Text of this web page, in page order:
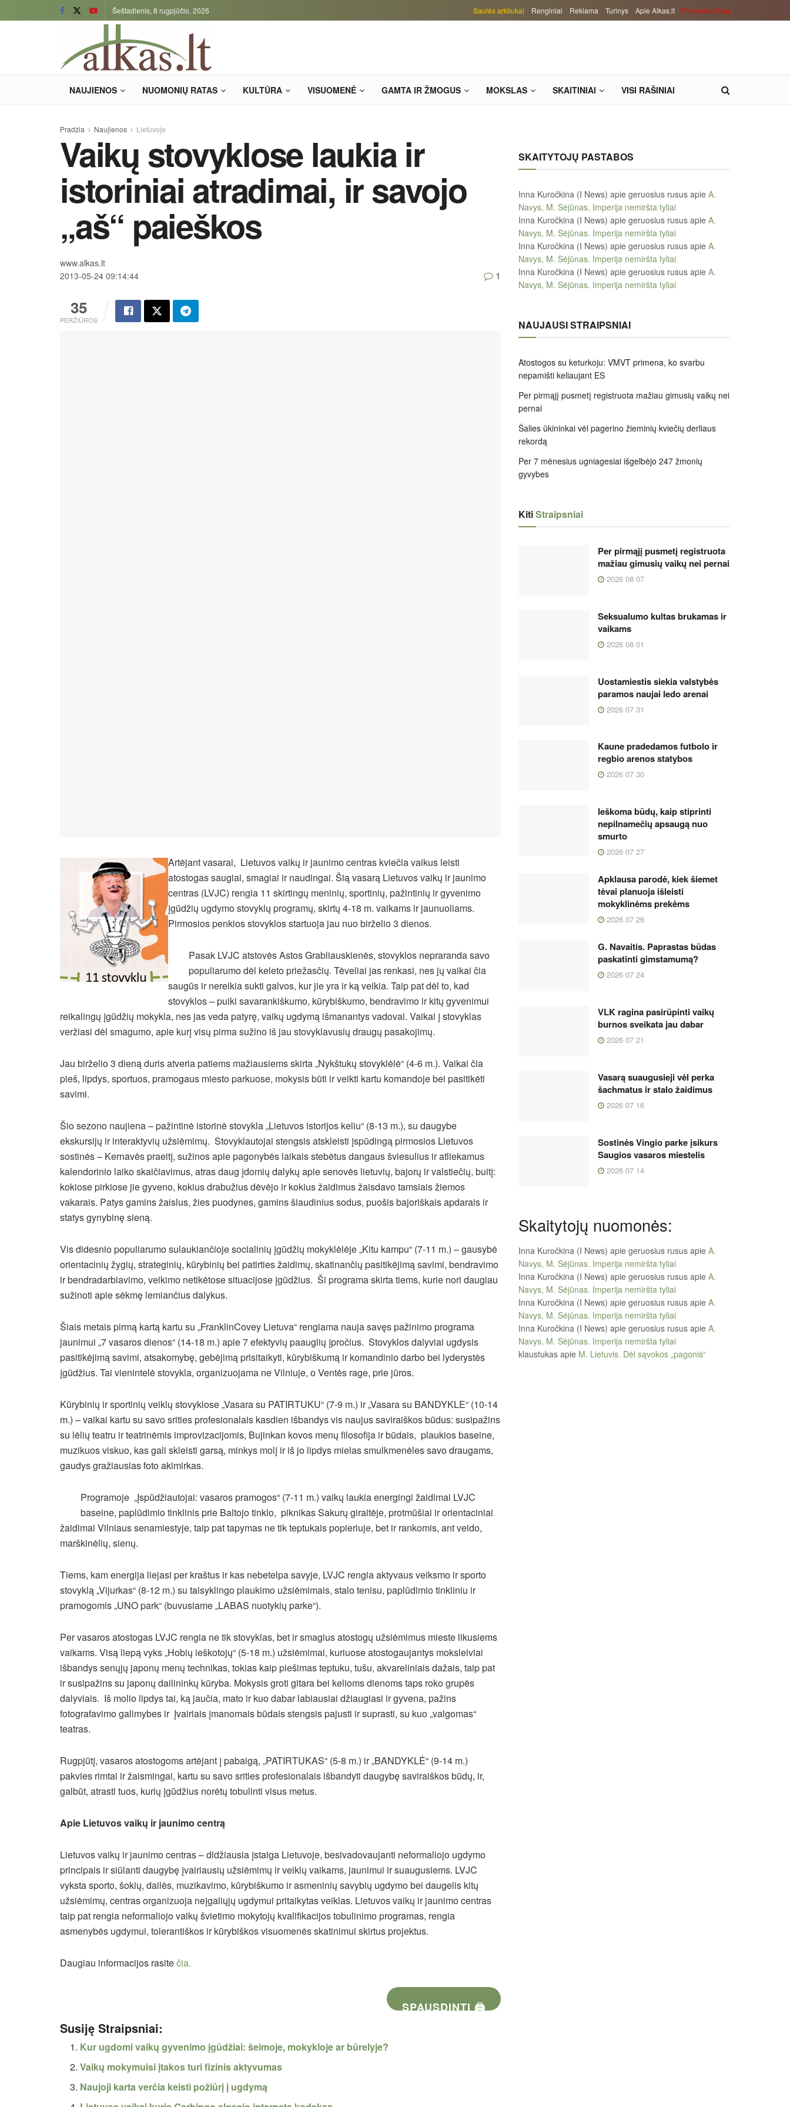
Šeštadienis, 8 rugpjūčio, 2026 Saulės arkliukai Renginiai Reklama Turinys Apie Alkas.lt Paremkite Alką
NAUJIENOS NUOMONIŲ RATAS KULTŪRA VISUOMENĖ GAMTA IR ŽMOGUS MOKSLAS SKAITINIAI VISI RAŠINIAI
Pradžia Naujienos Lietuvoje
Vaikų stovyklose laukia ir
istoriniai atradimai, ir savojo
„aš“ paieškos
www.alkas.lt
2013-05-24 09:14:44
35
PERŽIŪROS
1
Artėjant vasarai, Lietuvos vaikų ir jaunimo centras kviečia vaikus leisti
atostogas saugiai, smagiai ir naudingai. Šią vasarą Lietuvos vaikų ir jaunimo
centras (LVJC) rengia 11 skirtingų meninių, sportinių, pažintinių ir gyvenimo
įgūdžių ugdymo stovyklų programų, skirtų 4-18 m. vaikams ir jaunuoliams.
Pirmosios penkios stovyklos startuoja jau nuo birželio 3 dienos.
Pasak LVJC atstovės Astos Grabliauskienės, stovyklos nepraranda savo
populiarumo dėl keleto priežasčių. Tėveliai jas renkasi, nes jų vaikai čia
saugūs ir nereikia sukti galvos, kur jie yra ir ką veikia. Taip pat dėl to, kad
stovyklos – puiki savarankiškumo, kūrybiškumo, bendravimo ir kitų gyvenimui
reikalingų įgūdžių mokykla, nes jas veda patyrę, vaikų ugdymą išmanantys vadovai. Vaikai į stovyklas
veržiasi dėl smagumo, apie kurį visų pirma sužino iš jau stovyklavusių draugų pasakojimų.
Jau birželio 3 dieną duris atveria patiems mažiausiems skirta „Nykštukų stovyklėlė“ (4-6 m.). Vaikai čia
pieš, lipdys, sportuos, pramogaus miesto parkuose, mokysis būti ir veikti kartu komandoje bei pasitikėti
savimi.
Šio sezono naujiena – pažintinė istorinė stovykla „Lietuvos istorijos keliu“ (8-13 m.), su daugybe
ekskursijų ir interaktyvių užsiėmimų. Stovyklautojai stengsis atskleisti įspūdingą pirmosios Lietuvos
sostinės – Kernavės praeitį, sužinos apie pagonybės laikais stebėtus dangaus šviesulius ir atliekamus
kalendorinio laiko skaičiavimus, atras daug įdomių dalykų apie senovės lietuvių, bajorų ir valstiečių, buitį:
kokiose pirkiose jie gyveno, kokius drabužius dėvėjo ir kokius žaidimus žaisdavo tamsiais žiemos
vakarais. Patys gamins žaislus, žies puodynes, gamins šiaudinius sodus, puošis bajoriškais apdarais ir
statys gynybinę sieną.
Vis didesnio populiarumo sulaukiančioje socialinių įgūdžių mokyklėlėje „Kitu kampu“ (7-11 m.) – gausybė
orientacinių žygių, strateginių, kūrybinių bei patirties žaidimų, skatinančių pasitikėjimą savimi, bendravimo
ir bendradarbiavimo, veikimo netikėtose situacijose įgūdžius. Ši programa skirta tiems, kurie nori daugiau
sužinoti apie sėkmę lemiančius dalykus.
Šiais metais pirmą kartą kartu su „FranklinCovey Lietuva“ rengiama nauja savęs pažinimo programa
jaunimui „7 vasaros dienos“ (14-18 m.) apie 7 efektyvių paauglių įpročius. Stovyklos dalyviai ugdysis
pasitikėjimą savimi, atsakomybę, gebėjimą prisitaikyti, kūrybiškumą ir komandinio darbo bei lyderystės
įgūdžius. Tai vienintelė stovykla, organizuojama ne Vilniuje, o Ventės rage, prie jūros.
Kūrybinių ir sportinių veiklų stovyklose „Vasara su PATIRTUKU“ (7-9 m.) ir „Vasara su BANDYKLE“ (10-14
m.) – vaikai kartu su savo srities profesionalais kasdien išbandys vis naujus saviraiškos būdus: susipažins
su lėlių teatru ir teatrinėmis improvizacijomis, Bujinkan kovos menų filosofija ir būdais, plaukios baseine,
muzikuos viskuo, kas gali skleisti garsą, minkys molį ir iš jo lipdys mielas smulkmenėles savo draugams,
gaudys gražiausias foto akimirkas.
Programoje „Įspūdžiautojai: vasaros pramogos“ (7-11 m.) vaikų laukia energingi žaidimai LVJC
baseine, paplūdimio tinklinis prie Baltojo tinklo, piknikas Sakurų giraitėje, protmūšiai ir orientaciniai
žaidimai Vilniaus senamiestyje, taip pat tapymas ne tik teptukais popieriuje, bet ir rankomis, ant veido,
marškinėlių, sienų.
Tiems, kam energija liejasi per kraštus ir kas nebetelpa savyje, LVJC rengia aktyvaus veiksmo ir sporto
stovyklą „Vijurkas“ (8-12 m.) su taisyklingo plaukimo užsiėmimais, stalo tenisu, paplūdimio tinkliniu ir
pramogomis „UNO park“ (buvusiame „LABAS nuotykių parke“).
Per vasaros atostogas LVJC rengia ne tik stovyklas, bet ir smagius atostogų užsiėmimus mieste likusiems
vaikams. Visą liepą vyks „Hobių ieškotojų“ (5-18 m.) užsiėmimai, kuriuose atostogaujantys moksleiviai
išbandys senųjų japonų menų technikas, tokias kaip piešimas teptuku, tušu, akvareliniais dažais, taip pat
ir susipažins su japonų dailininkų kūryba. Mokysis groti gitara bei kelioms dienoms taps roko grupės
dalyviais. Iš molio lipdys tai, ką jaučia, mato ir kuo dabar labiausiai džiaugiasi ir gyvena, pažins
fotografavimo galimybes ir Įvairiais įmanomais būdais stengsis pajusti ir suprasti, su kuo „valgomas“
teatras.
Rugpjūtį, vasaros atostogoms artėjant į pabaigą, „PATIRTUKAS“ (5-8 m.) ir „BANDYKLĖ“ (9-14 m.)
pakvies rimtai ir žaismingai, kartu su savo srities profesionalais išbandyti daugybę saviraiškos būdų, ir,
galbūt, atrasti tuos, kurių įgūdžius norėtų tobulinti visus metus.
Apie Lietuvos vaikų ir jaunimo centrą
Lietuvos vaikų ir jaunimo centras – didžiausia įstaiga Lietuvoje, besivadovaujanti neformaliojo ugdymo
principais ir siūlanti daugybę įvairiausių užsiėmimų ir veiklų vaikams, jaunimui ir suaugusiems. LVJC
vyksta sporto, šokių, dailės, muzikavimo, kūrybiškumo ir asmeninių savybių ugdymo bei daugelis kitų
užsiėmimų, centras organizuoja neįgaliųjų ugdymui pritaikytas veiklas. Lietuvos vaikų ir jaunimo centras
taip pat rengia neformaliojo vaikų švietimo mokytojų kvalifikacijos tobulinimo programas, rengia
asmenybės ugdymui, tolerantiškos ir kūrybiškos visuomenės skatinimui skirtus projektus.
Daugiau informacijos rasitečia.
SPAUSDINTI 🖨
Susiję Straipsniai:
Kur ugdomi vaikų gyvenimo įgūdžiai: šeimoje, mokykloje ar būrelyje?
Vaikų mokymuisi įtakos turi fizinis aktyvumas
Naujoji karta verčia keisti požiūrį į ugdymą
SKAITYTOJŲ PASTABOS
Inna Kuročkina (I News) apie geruosius rusus apie A.
Navys, M. Sėjūnas. Imperija nemiršta tyliai
Inna Kuročkina (I News) apie geruosius rusus apie A.
Navys, M. Sėjūnas. Imperija nemiršta tyliai
Inna Kuročkina (I News) apie geruosius rusus apie A.
Navys, M. Sėjūnas. Imperija nemiršta tyliai
Inna Kuročkina (I News) apie geruosius rusus apie A.
Navys, M. Sėjūnas. Imperija nemiršta tyliai
NAUJAUSI STRAIPSNIAI
Atostogos su keturkoju: VMVT primena, ko svarbu
nepamišti keliaujant ES
Per pirmąjį pusmetį registruota mažiau gimusių vaikų nei
pernai
Šalies ūkininkai vėl pagerino žieminių kviečių derliaus
rekordą
Per 7 mėnesius ugniagesiai išgelbėjo 247 žmonių
gyvybes
KitiStraipsniai
Per pirmąjį pusmetį registruota
mažiau gimusių vaikų nei pernai
2026 08 07
Seksualumo kultas brukamas ir
vaikams
2026 08 01
Uostamiestis siekia valstybės
paramos naujai ledo arenai
2026 07 31
Kaune pradedamos futbolo ir
regbio arenos statybos
2026 07 30
Ieškoma būdų, kaip stiprinti
nepilnamečių apsaugą nuo
smurto
2026 07 27
Apklausa parodė, kiek šiemet
tėvai planuoja išleisti
mokyklinėms prekėms
2026 07 26
G. Navaitis. Paprastas būdas
paskatinti gimstamumą?
2026 07 24
VLK ragina pasirūpinti vaikų
burnos sveikata jau dabar
2026 07 21
Vasarą suaugusieji vėl perka
šachmatus ir stalo žaidimus
2026 07 16
Sostinės Vingio parke įsikurs
Saugios vasaros miestelis
2026 07 14
Skaitytojų nuomonės:
Inna Kuročkina (I News) apie geruosius rusus apie A.
Navys, M. Sėjūnas. Imperija nemiršta tyliai
Inna Kuročkina (I News) apie geruosius rusus apie A.
Navys, M. Sėjūnas. Imperija nemiršta tyliai
Inna Kuročkina (I News) apie geruosius rusus apie A.
Navys, M. Sėjūnas. Imperija nemiršta tyliai
Inna Kuročkina (I News) apie geruosius rusus apie A.
Navys, M. Sėjūnas. Imperija nemiršta tyliai
klaustukas apie M. Lietuvis. Dėl sąvokos „pagonis“